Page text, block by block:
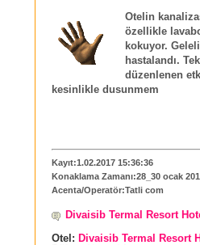
Otelin
özellikle
kokuyor.
hastalandı.
düzenlenen
kesinlikle dusunmem
Kayıt:1.02.2017 15:36:36
Konaklama Zamanı:28_30 ocak
Acenta/Operatör:Tatli com
Divaisib Termal Resort
Otel: Divaisib Termal Resort